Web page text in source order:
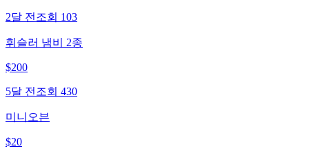
2달 전 조회 103
휘슬러 냄비 2종
$200
5달 전 조회 430
미니오븐
$20